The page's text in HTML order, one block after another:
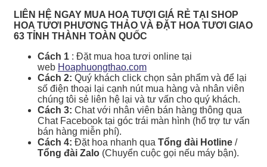
LIÊN HỆ NGAY MUA HOA TƯƠI GIÁ RẺ TẠI SHOP
HOA TƯƠI PHƯƠNG THẢO VÀ ĐẶT HOA TƯƠI GIAO
63 TỈNH THÀNH TOÀN QUỐC
Cách 1 : Đặt mua hoa tươi online tại
web Hoaphuongthao.com
Cách 2: Quý khách click chọn sản phẩm và để lại
số điện thoại lại cạnh nút mua hàng và nhân viên
chúng tôi sẻ liên hệ lại và tư vấn cho quý khách.
Cách 3: Chat với nhân viên bán hàng thông qua
Chat Facebook tại góc trái màn hình (hổ trợ tư vấn
bán hàng miễn phí).
Cách 4: Đặt hoa nhanh qua Tổng đài Hotline /
Tổng đài Zalo (Chuyển cuộc gọi nếu máy bận).